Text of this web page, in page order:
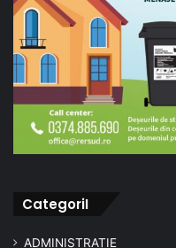
CategoriI
ADMINISTRAȚIE